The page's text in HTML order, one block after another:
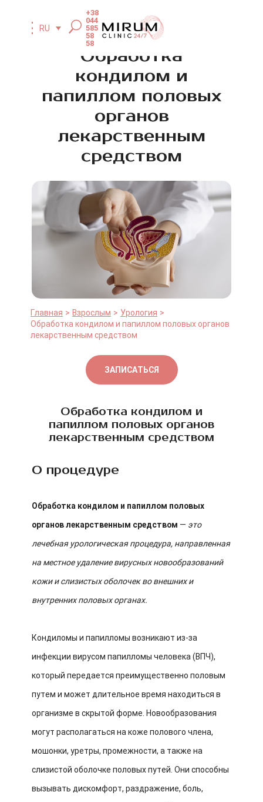
RU
+38
044
585
58
58
Обработка
кондилом и
папиллом половых
органов
лекарственным
средством
Главная Взрослым
Урология
Обработка кондилом и папиллом половых органов
лекарственным средством
ЗАПИСАТЬСЯ
Обработка кондилом и
папиллом половых органов
лекарственным средством
О процедуре
Обработка кондилом и папиллом половых
органов лекарственным средством — это
лечебная урологическая процедура, направленная
на местное удаление вирусных новообразований
кожи и слизистых оболочек во внешних и
внутренних половых органах.
Кондиломы и папилломы возникают из-за
инфекции вирусом папилломы человека (ВПЧ),
который передается преимущественно половым
путем и может длительное время находиться в
организме в скрытой форме. Новообразования
могут располагаться на коже полового члена,
мошонки, уретры, промежности, а также на
слизистой оболочке половых путей. Они способны
вызывать дискомфорт, раздражение, боль,